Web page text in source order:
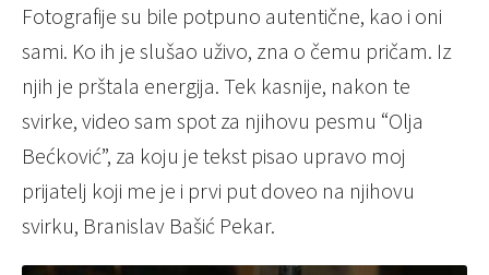
Fotografije su bile potpuno autentične, kao i oni
sami. Ko ih je slušao uživo, zna o čemu pričam. Iz
njih je prštala energija. Tek kasnije, nakon te
svirke, video sam spot za njihovu pesmu “Olja
Bećković”, za koju je tekst pisao upravo moj
prijatelj koji me je i prvi put doveo na njihovu
svirku, Branislav Bašić Pekar.